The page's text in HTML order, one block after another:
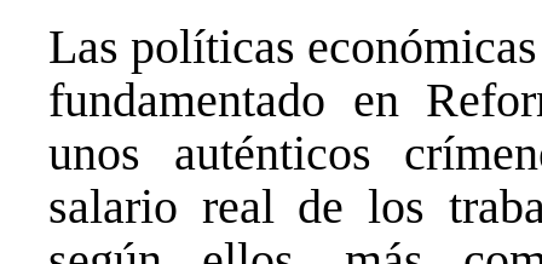
Las políticas
fundamentado en
unos auténticos
salario real de los